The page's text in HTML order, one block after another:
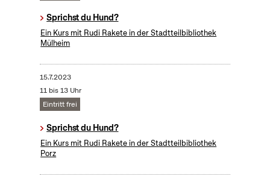
Sprichst du Hund?
Ein Kurs mit Rudi Rakete in der Stadtteilbibliothek
Mülheim
15.7.2023
11 bis 13 Uhr
Eintritt frei
Sprichst du Hund?
Ein Kurs mit Rudi Rakete in der Stadtteilbibliothek
Porz